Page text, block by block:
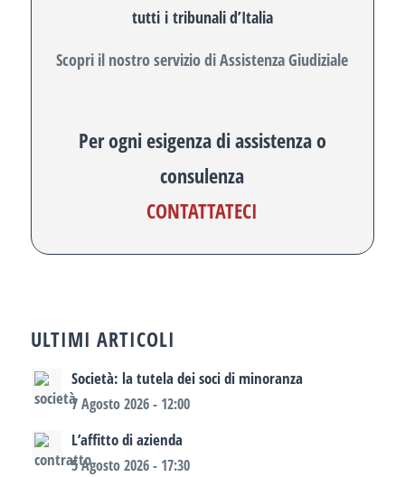
tutti i tribunali d’Italia
Scopri il nostro servizio di Assistenza Giudiziale
Per ogni esigenza di assistenza o
consulenza
CONTATTATECI
ULTIMI ARTICOLI
Società: la tutela dei soci di minoranza
7 Agosto 2026 - 12:00
L’affitto di azienda
5 Agosto 2026 - 17:30